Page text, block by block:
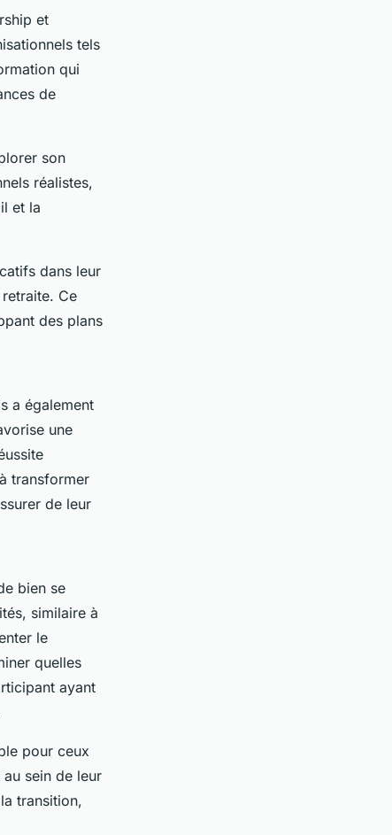
et
tels
qui
de
son
réalistes,
et la
dans leur
Ce
des plans
a également
une
transformer
de leur
bien se
similaire à
le
quelles
ayant
pour ceux
sein de leur
transition,